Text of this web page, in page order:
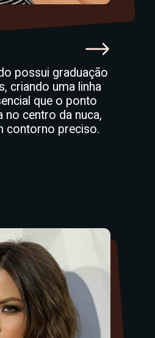
possui graduação
criando uma linha
que o ponto
no centro da nuca,
contorno preciso.